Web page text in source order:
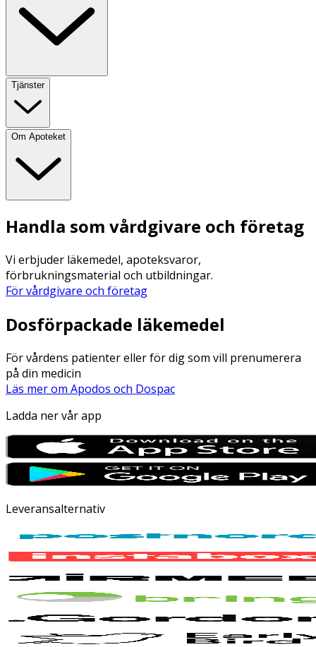
Tjänster
Om Apoteket
Handla som vårdgivare och företag
Vi erbjuder läkemedel, apoteksvaror,
förbrukningsmaterial och utbildningar.
För vårdgivare och företag
Dosförpackade läkemedel
För vårdens patienter eller för dig som vill prenumerera
på din medicin
Läs mer om Apodos och Dospac
Ladda ner vår app
Leveransalternativ